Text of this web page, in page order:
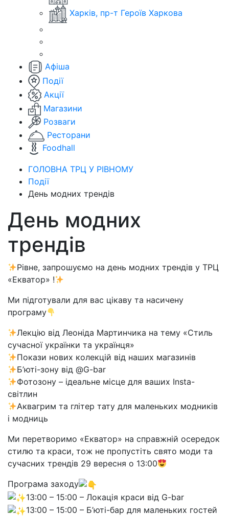
Харків, пр-т Героїв Харкова
Афіша
Події
Акції
Магазини
Розваги
Ресторани
Foodhall
ГОЛОВНА ТРЦ У РІВНОМУ
Події
День модних трендів
День модних
трендів
Рівне, запрошуємо на день модних трендів у ТРЦ
«Екватор» !
Ми підготували для вас цікаву та насичену
програму
Лекцію від Леоніда Мартинчика на тему «Стиль
сучасної українки та українця»
Покази нових колекцій від наших магазинів
Б’юті-зону від @G-bar
Фотозону – ідеальне місце для ваших Insta-
світлин
Аквагрим та глітер тату для маленьких модників
і модниць
Ми перетворимо «Екватор» на справжній осередок
стилю та краси, тож не пропустіть свято моди та
сучасних трендів 29 вересня о 13:00
Програма заходу
13:00 – 15:00 – Локація краси від G-bar
13:00 – 15:00 – Б’юті-бар для маленьких гостей